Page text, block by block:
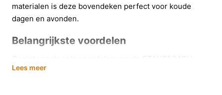
materialen is deze bovendeken perfect voor koude
dagen en avonden.
Belangrijkste voordelen
elektrische deken, die speciaal zijn ontworpen om jouw
Lees meer